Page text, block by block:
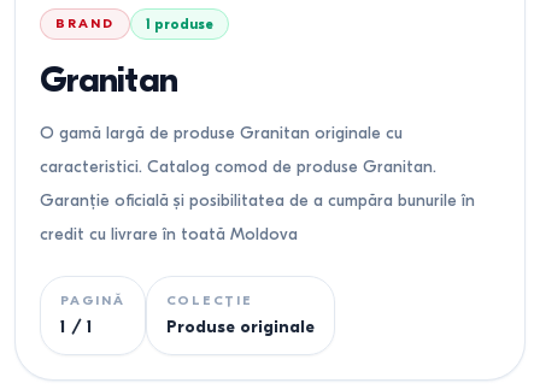
BRAND 1 produse
Granitan
O gamă largă de produse Granitan originale cu
caracteristici. Catalog comod de produse Granitan.
Garanție oficială și posibilitatea de a cumpăra bunurile în
credit cu livrare în toată Moldova
PAGINĂ
1 / 1
COLECȚIE
Produse originale